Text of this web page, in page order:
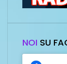
NOI SU